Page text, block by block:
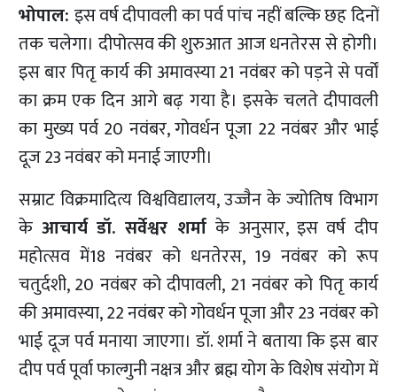
भोपाल: इस वर्ष दीपावली का पर्व पांच नहीं बल्कि छह दिनों
तक चलेगा। दीपोत्सव की शुरुआत आज धनतेरस से होगी।
इस बार पितृ कार्य की अमावस्या 21 नवंबर को पड़ने से पर्वों
का क्रम एक दिन आगे बढ़ गया है। इसके चलते दीपावली
का मुख्य पर्व 20 नवंबर, गोवर्धन पूजा 22 नवंबर और भाई
दूज 23 नवंबर को मनाई जाएगी।
सम्राट विक्रमादित्य विश्वविद्यालय, उज्जैन के ज्योतिष विभाग
के आचार्य डॉ. सर्वेश्वर शर्माके अनुसार, इस वर्ष दीप
महोत्सव में18 नवंबर को धनतेरस, 19 नवंबर को रूप
चतुर्दशी, 20 नवंबर को दीपावली, 21 नवंबर को पितृ कार्य
की अमावस्या, 22 नवंबर को गोवर्धन पूजा और 23 नवंबर को
भाई दूज पर्व मनाया जाएगा। डॉ. शर्मा ने बताया कि इस बार
दीप पर्व पूर्वा फाल्गुनी नक्षत्र और ब्रह्म योग के विशेष संयोग में